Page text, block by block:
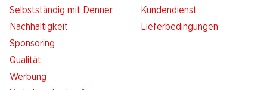
Selbstständig mit Denner
Nachhaltigkeit
Sponsoring
Qualität
Werbung
Kundendienst
Lieferbedingungen